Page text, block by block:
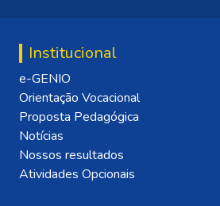
Institucional
e-GENIO
Orientação Vocacional
Proposta Pedagógica
Notícias
Nossos resultados
Atividades Opcionais